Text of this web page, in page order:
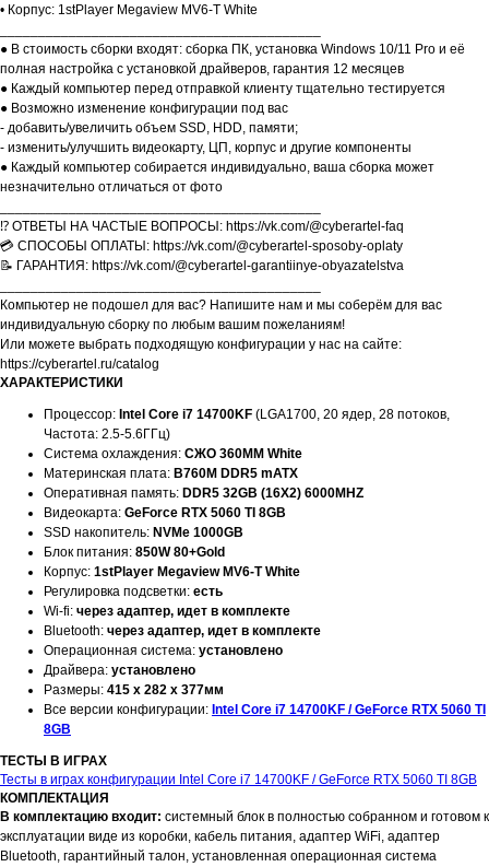
• Корпус: 1stPlayer Megaview MV6-T White
● В стоимость сборки входят: сборка ПК, установка Windows 10/11 Pro и её
полная настройка с установкой драйверов, гарантия 12 месяцев
● Каждый компьютер перед отправкой клиенту тщательно тестируется
● Возможно изменение конфигурации под вас
- добавить/увеличить объем SSD, HDD, памяти;
- изменить/улучшить видеокарту, ЦП, корпус и другие компоненты
● Каждый компьютер собирается индивидуально, ваша сборка может
незначительно отличаться от фото
⁉️ ОТВЕТЫ НА ЧАСТЫЕ ВОПРОСЫ: https://vk.com/@cyberartel-faq
💳 СПОСОБЫ ОПЛАТЫ: https://vk.com/@cyberartel-sposoby-oplaty
📝 ГАРАНТИЯ: https://vk.com/@cyberartel-garantiinye-obyazatelstva
Компьютер не подошел для вас? Напишите нам и мы соберём для вас
индивидуальную сборку по любым вашим пожеланиям!
Или можете выбрать подходящую конфигурации у нас на сайте:
https://cyberartel.ru/catalog
ХАРАКТЕРИСТИКИ
Процессор: Intel Core i7 14700KF (LGA1700, 20 ядер, 28 потоков,
Частота: 2.5-5.6ГГц)
Система охлаждения: СЖО 360MM White
Материнская плата: B760M DDR5 mATX
Оперативная память: DDR5 32GB (16X2) 6000MHZ
Видеокарта: GeForce RTX 5060 TI 8GB
SSD накопитель: NVMe 1000GB
Блок питания: 850W 80+Gold
Корпус: 1stPlayer Megaview MV6-T White
Регулировка подсветки: есть
Wi-fi: через адаптер, идет в комплекте
Bluetooth: через адаптер, идет в комплекте
Операционная система: установлено
Драйвера: установлено
Размеры: 415 x 282 x 377мм
Все версии конфигурации: Intel Core i7 14700KF / GeForce RTX 5060 TI
8GB
ТЕСТЫ В ИГРАХ
Тесты в играх конфигурации Intel Core i7 14700KF / GeForce RTX 5060 TI 8GB
КОМПЛЕКТАЦИЯ
В комплектацию входит: системный блок в полностью собранном и готовом к
эксплуатации виде из коробки, кабель питания, адаптер WiFi, адаптер
Bluetooth, гарантийный талон, установленная операционная система